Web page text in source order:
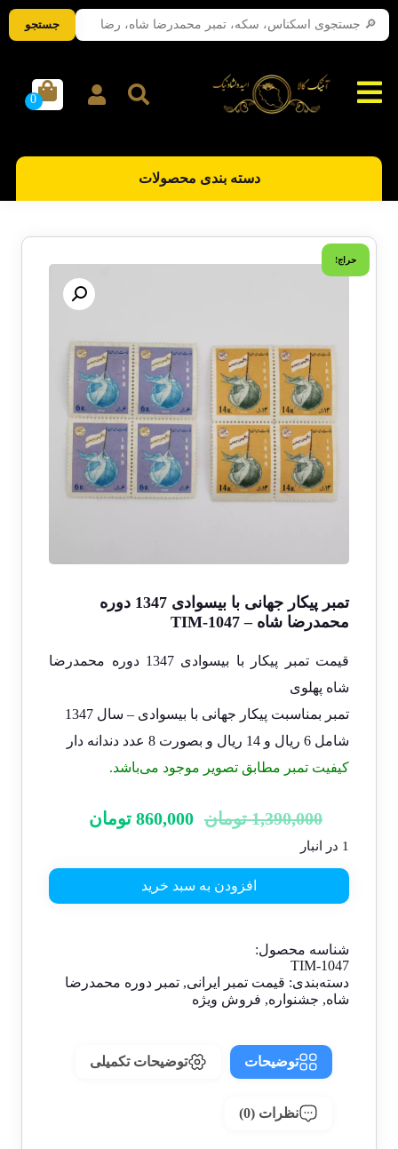
دسته بندی محصولات
حراج!
تمبر پیکار جهانی با بیسوادی 1347 دوره
محمدرضا شاه – TIM-1047
قیمت تمبر پیکار با بیسوادی 1347 دوره محمدرضا
شاه پهلوی
تمبر بمناسبت پیکار جهانی با بیسوادی – سال 1347
شامل 6 ریال و 14 ریال و بصورت 8 عدد دندانه دار
کیفیت تمبر مطابق تصویر موجود می‌باشد.
1,390,000 تومان 860,000 تومان
1 در انبار
افزودن به سبد خرید
شناسه محصول:
TIM-1047
دسته‌بندی: قیمت تمبر ایرانی,تمبر دوره محمدرضا
شاه, جشنواره, فروش ویژه
توضیحات توضیحات تکمیلی
نظرات (0)
جستجو